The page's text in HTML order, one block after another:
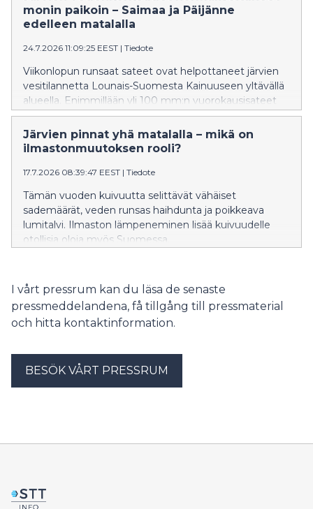
Sukelluslääketieteen keskus. Kahden viikon aikana
Ilmarisen tankeista saatiin talteen noin 60 000 litraa
tyhjennettyä. Kovan aallokon takia työ jouduttiin välillä
keskeyttämään.
monin paikoin – Saimaa ja Päijänne
edelleen matalalla
24.7.2026 11:09:25 EEST | Tiedote
Viikonlopun runsaat sateet ovat helpottaneet järvien
vesitilannetta Lounais-Suomesta Kainuuseen yltävällä
alueella. Enimmillään yli 100 mm:n vuorokausisateet
ovat nostaneet viime päivien aikana monen pienen
järven vedenkorkeutta yli 50 cm ja suuria järviä 20–30
cm.
Järvien pinnat yhä matalalla – mikä on
ilmastonmuutoksen rooli?
17.7.2026 08:39:47 EEST | Tiedote
Tämän vuoden kuivuutta selittävät vähäiset
sademäärät, veden runsas haihdunta ja poikkeava
lumitalvi. Ilmaston lämpeneminen lisää kuivuudelle
otollisia oloja myös Suomessa.
I vårt pressrum kan du läsa de senaste
pressmeddelandena, få tillgång till pressmaterial
och hitta kontaktinformation.
BESÖK VÅRT PRESSRUM